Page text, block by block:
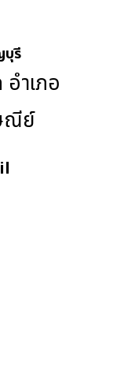
บุรี
ำเภอ
ณีย์